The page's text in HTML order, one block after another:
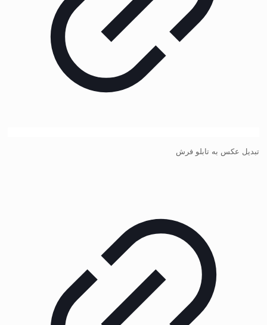
تبدیل عکس به تابلو فرش